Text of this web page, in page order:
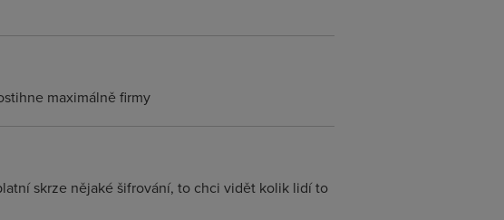
maximálně firmy
skrze nějaké šifrování, to chci vidět kolik lidí to